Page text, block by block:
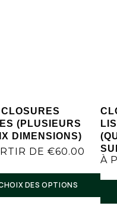
CLOSURES
(PLUSIEURS
DIMENSIONS)
DE€60.00
DES OPTIONS
À